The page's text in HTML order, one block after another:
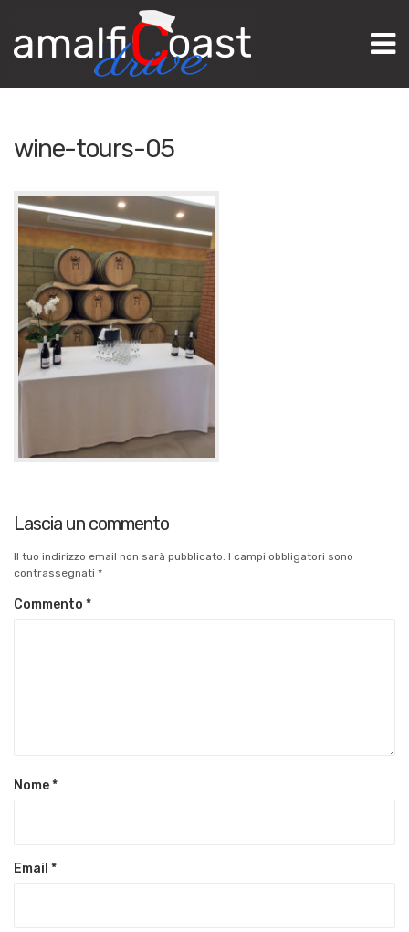
wine-tours-05
Lascia un commento
Il tuo indirizzo email non sarà pubblicato. I campi obbligatori sono
contrassegnati *
Commento *
Nome*
Email *